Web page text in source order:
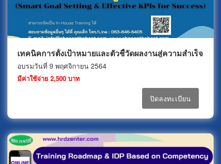
เทคนิคการตั้งเป้าหมายและตัวชี้วัดผลงานสู่ความสำเร็จ
อบรมวันที่ 9 พฤศจิกายน 2564
มีค่าใช้จ่าย 2,500 บาท
ปิดลงทะเบียน